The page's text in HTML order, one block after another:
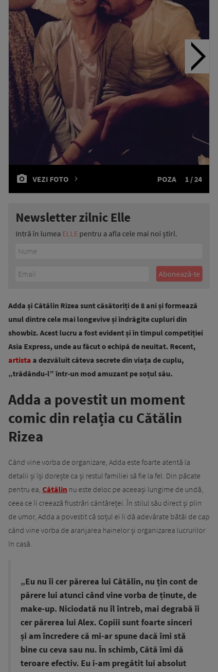
VEZI FOTO POZA 1 / 24
Newsletter zilnic Elle
Intră în lumea ELLE pentru a afla cele mai noi știri.
Adda și Cătălin Rizea sunt căsătoriți de 8 ani și formează
unul dintre cele mai longevive și îndrăgite cupluri din
showbiz. Acest lucru a fost evident și în timpul competiției
Asia Express, unde au făcut o echipă de neuitat. Recent,
artista a dezvăluit câteva secrete din viața de cuplu,
„trădându-l” într-un mod amuzant pe soțul său.
Adda a povestit un moment
comic din relația cu Cătălin
Rizea
Când vine vorba de organizare, Adda este foarte atentă la
detalii și își dorește ca și restul familiei să fie la fel. Din păcate
pentru ea, Cătălin nu este deloc pe aceeași lungime de undă,
ceea ce îi creează frustrări cântăreței. În stilul său direct și plin
de umor, Adda a povestit că soțul ei îi dă adevărate bătăi de cap
când vine vorba de aranjarea hainelor și organizarea lucrurilor
în casă.
„Eu nu îi cer părerea lui Cătălin, nu țin cont de
părere lui atunci când vine vorba de ținute, de
make-up. Niciodată nu îl întreb, mai degrabă îi
cer părerea lui Alex. Copiii sunt foarte sinceri
și am încredere că mi-ar spune dacă îmi stă
bine cu ceva sau nu. În schimb, Cătă îmi dă
teroare efectiv. Eu i-am pregătit lui absolut